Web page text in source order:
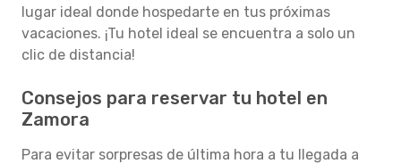
lugar ideal donde hospedarte en tus próximas
vacaciones. ¡Tu hotel ideal se encuentra a solo un
clic de distancia!
Consejos para reservar tu hotel en
Zamora
Para evitar sorpresas de última hora a tu llegada a